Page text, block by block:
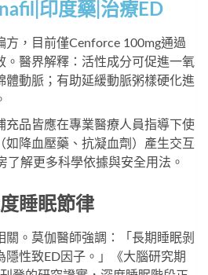
印度藥|治療ED
方，目前僅Cenforce 100mg通過
。醫界解釋：活性成分可促進一氧
體動脈；有助延緩動脈粥樣硬化進
充品皆應在專業醫療人員指導下使
如降血壓藥、抗凝血劑）產生交互
了解更多科學依據與安全用法。
睡眠節律
關。莫伽醫師強調：「長期睡眠剝
隱性致ED因子。」《大腦研究期